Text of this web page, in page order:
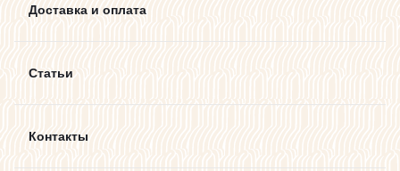
Доставка и оплата
Статьи
Контакты